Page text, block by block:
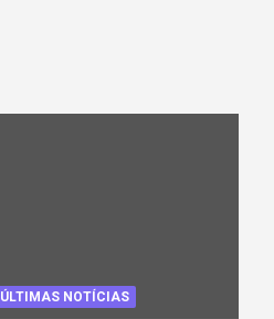
ÚLTIMAS NOTÍCIAS